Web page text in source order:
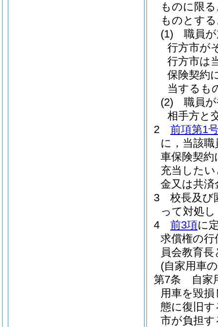
ものに限
ものとす
(1)
職員
行方市が
行方市は
保険契約
当するも
(2)
職員
相手方と
2
前項第1
に，当該
車保険契
充当した
金又は共
3
校長及び
って対処
4
前3項に
求償権の
員会教育
(自家用車
第7条
自家
用車を毀
態に復旧
市が負担す